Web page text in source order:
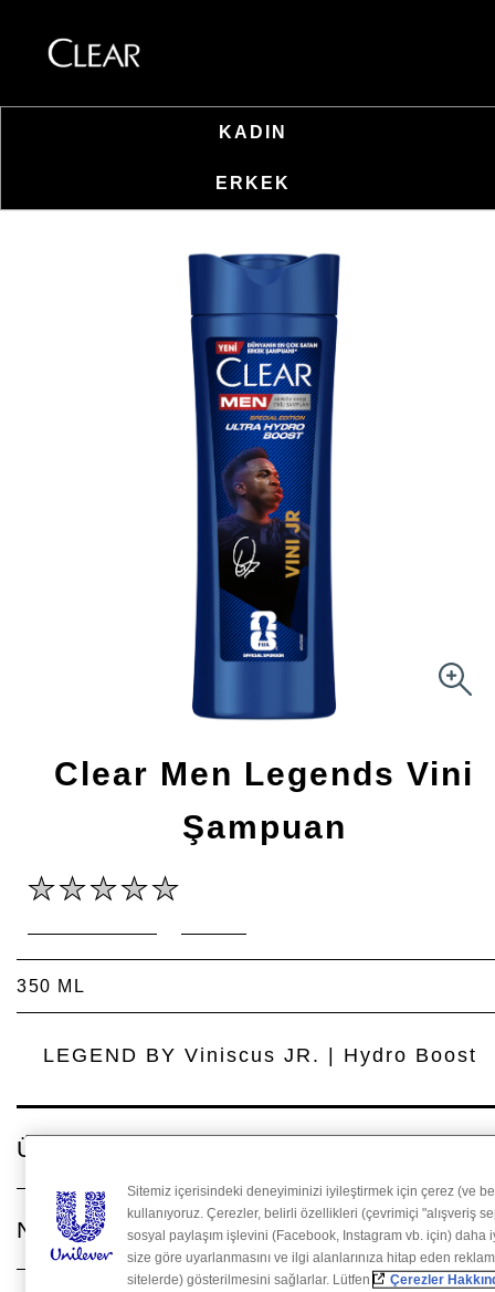
KADIN
ERKEK
Clear Men Legends Vini
Şampuan
350 ML
LEGEND BY Viniscus JR. | Hydro Boost
Ürün ayrıntıları
Nasıl kullanılır
Sitemiz içerisindeki deneyiminizi iyileştirmek için çerez (ve
kullanıyoruz. Çerezler, belirli özellikleri (çevrimiçi "alışveriş
sosyal paylaşım işlevini (Facebook, Instagram vb. için)
size göre uyarlanmasını ve ilgi alanlarınıza hitap eden
sitelerde) gösterilmesini sağlarlar. Lütfen
Çerezler